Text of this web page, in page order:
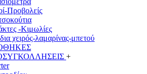
Προβολείς
-Κιμωλίες
χειρός-λαμαρίνας-μπετού
+